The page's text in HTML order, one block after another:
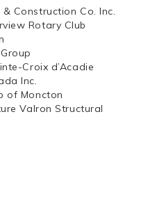
Construction Co. Inc.
Rotary Club
Croix d’Acadie
Inc.
of Moncton
Valron Structural